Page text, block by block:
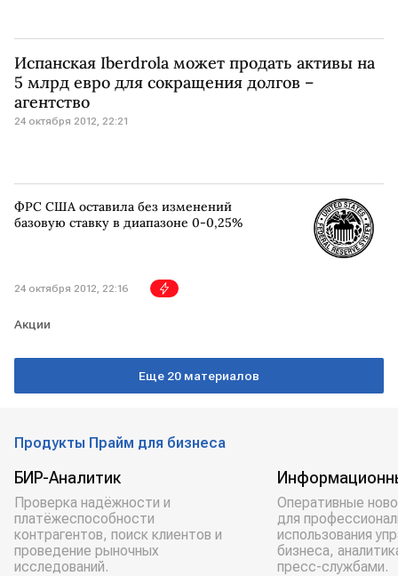
Испанская Iberdrola может продать активы на
5 млрд евро для сокращения долгов –
агентство
24 октября 2012, 22:21
ФРС США оставила без изменений
базовую ставку в диапазоне 0-0,25%
24 октября 2012, 22:16
Акции
Еще 20 материалов
Продукты Прайм для бизнеса
БИР-Аналитик
Проверка надёжности и
платёжеспособности
контрагентов, поиск клиентов и
проведение рыночных
исследований.
Оперативные
для
использования
бизнеса,
пресс-службами.